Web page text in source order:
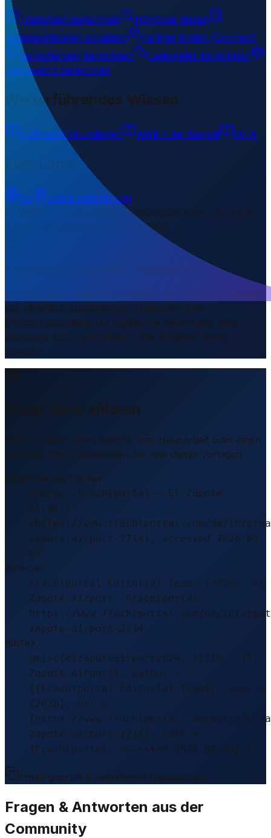
Transitzeit berechnen
HS-Code finden
Transportkosten schätzen
Partner finden (Connect)
Versicherung berechnen
Lademeter berechnen
Taxgewicht berechnen
Weiterführendes Wissen
Luftfracht Grundlagen AWB – Air Waybill IATA
SV
Zoll & Abfertigung
1 Bereiche/Sections • 8 Links▾
31. Januar 2026
auf öffentlich zugänglichen Transport- und
Infrastrukturdaten. Die logistische Bedeutung eines
Standorts kann sich ändern. Alle Angaben ohne
Gewähr.
Diese Seite zitieren
Sie schreiben einen Bericht, eine Hausarbeit oder einen
LinkedIn-Post? Verwenden Sie eine dieser Vorlagen.
Empfohlenes Format
Source: Frachtportal – El Zapote
Airport
(https://www.frachtportal.com/de/
zapote-airport-2714), accessed 2026-08-
04
APA-Stil
Frachtportal Editorial Team. (2026). El
Zapote Airport. Frachtportal.
https://www.frachtportal.com/de/
zapote-airport-2714
BibTeX
@misc{elzapoteairport2026, title = {El
Zapote Airport}, author =
{{Frachtportal Editorial Team}}, year =
{2026}, url =
{https://www.frachtportal.com/de/
zapote-airport-2714}, note =
{Frachtportal, accessed 2026-08-04} }
Inhalt geprüft & redaktionell freigegeben.
Fragen & Antworten aus der
Community